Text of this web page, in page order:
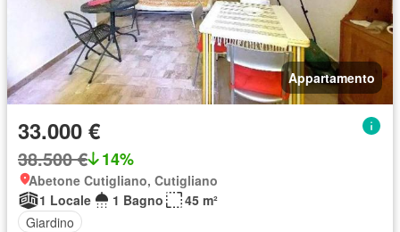
Appartamento
33.000 €
38.500 € 14%
Abetone Cutigliano, Cutigliano
1 Locale
1 Bagno
45 m²
Giardino